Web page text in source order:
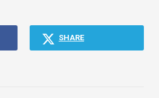
SHARE